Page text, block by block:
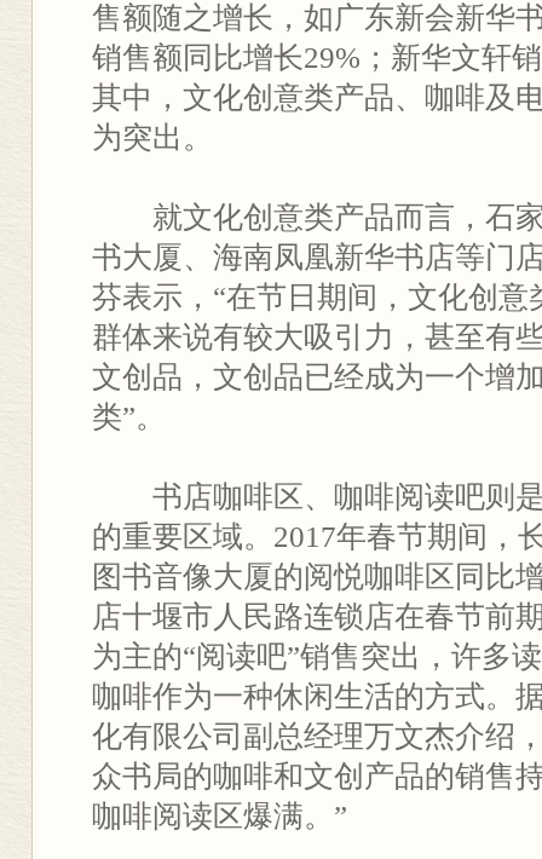
售额随之增长，如广东新会新华
销售额同比增长29%；新华文轩
其中，文化创意类产品、咖啡及
为突出。
就文化创意类产品而言，石家
书大厦、海南凤凰新华书店等门
芬表示，“在节日期间，文化创
群体来说有较大吸引力，甚至有
文创品，文创品已经成为一个增
类”。
书店咖啡区、咖啡阅读吧则是
的重要区域。2017年春节期间，
图书音像大厦的阅悦咖啡区同比
店十堰市人民路连锁店在春节前
为主的“阅读吧”销售突出，许多
咖啡作为一种休闲生活的方式。
化有限公司副总经理万文杰介绍
众书局的咖啡和文创产品的销售
咖啡阅读区爆满。”